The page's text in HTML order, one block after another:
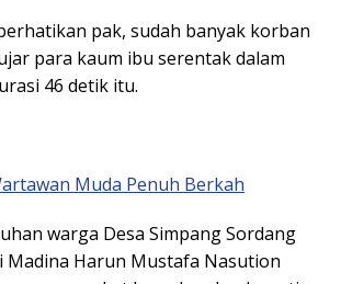
pak, sudah banyak korban
para kaum ibu serentak dalam
46 detik itu.
Muda Penuh Berkah
warga Desa Simpang Sordang
Madina Harun Mustafa Nasution